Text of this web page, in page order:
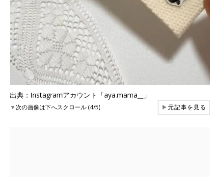
出典：Instagramアカウント「aya.mama__」
▼次の画像は下へスクロール (4/5) ▶元記事を見る